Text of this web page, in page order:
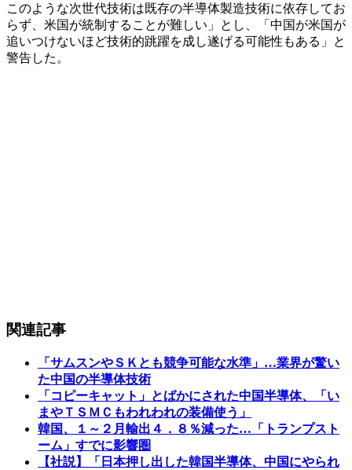
このような次世代技術は既存の半導体製造技術に依存してお
らず、米国が統制することが難しい」とし、「中国が米国が
追いつけないほど技術的跳躍を成し遂げる可能性もある」と
警告した。
関連記事
「サムスンやＳＫとも競争可能な水準」…業界が驚い
た中国の半導体技術
「コピーキャット」とばかにされた中国半導体、「い
まやＴＳＭＣもわれわれの装備使う」
韓国、１～２月輸出４．８％減った…「トランプスト
ーム」すでに影響圏
【社説】「日本押し出した韓国半導体、中国にやられ